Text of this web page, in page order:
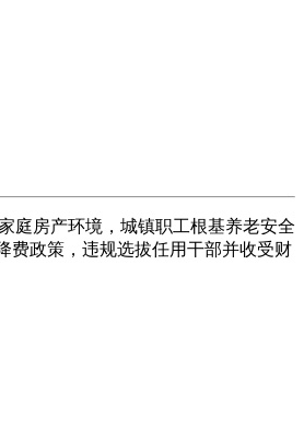
房产环境，城镇职工根基养老安全
费政策，违规选拔任用干部并收受财